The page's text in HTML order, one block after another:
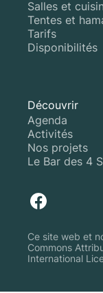
Salles et
Tentes et
Tarifs
Disponibilités
Découvrir
Agenda
Activités
Nos projets
Le Bar des 4
Ce site web et
Commons
International